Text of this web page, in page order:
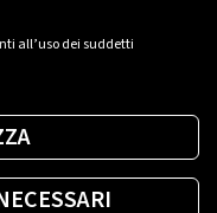
all’uso dei suddetti
PA?
per te.